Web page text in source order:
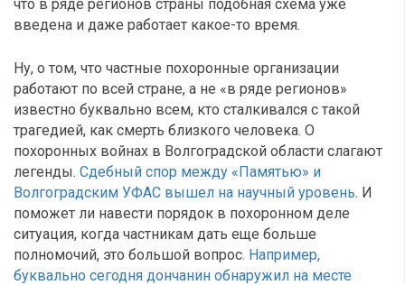
что в ряде регионов страны подобная схема уже
введена и даже работает какое-то время.
Ну, о том, что частные похоронные организации
работают по всей стране, а не «в ряде регионов»
известно буквально всем, кто сталкивался с такой
трагедией, как смерть близкого человека. О
похоронных войнах в Волгоградской области слагают
легенды. Сдебный спор между «Памятью» и
Волгоградским УФАС вышел на научный уровень. И
поможет ли навести порядок в похоронном деле
ситуация, когда частникам дать еще больше
полномочий, это большой вопрос. Например,
буквально сегодня дончанин обнаружил на месте